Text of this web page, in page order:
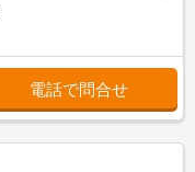
電話で問合せ